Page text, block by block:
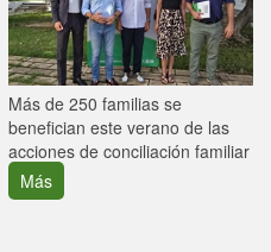
Más de 250 familias se
benefician este verano de las
acciones de conciliación familiar
Más